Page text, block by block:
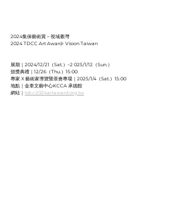
2024集保藝術賞－視域臺灣
2024 TDCC Art Award- Vision Taiwan
展期｜2024/12/21（Sat.）–2 025/1/12（Sun.）
頒獎典禮｜12/26（Thu.）15:00
專家 X 藝術家導覽暨茶會專場｜2025/1/4（Sat.）15:00
地點｜金車文藝中心KCCA 承德館
網站 ｜ tdcc2024artaward.org.tw